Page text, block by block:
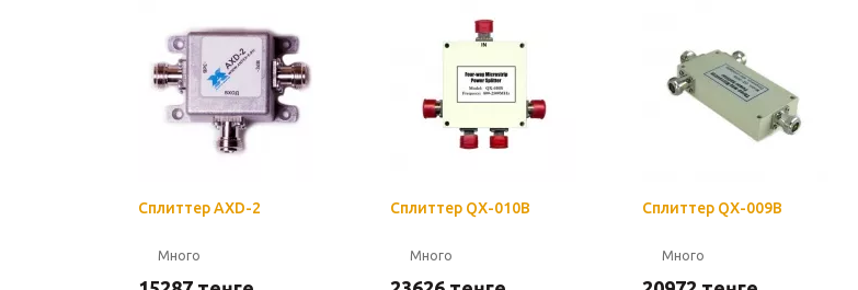
Сплиттер AXD-2
Много
Сплиттер QX-010B
Много
Сплиттер QX-009B
Много